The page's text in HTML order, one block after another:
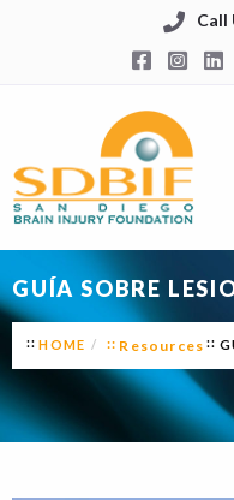
Call
GUÍA SOBRE
HOME Resources